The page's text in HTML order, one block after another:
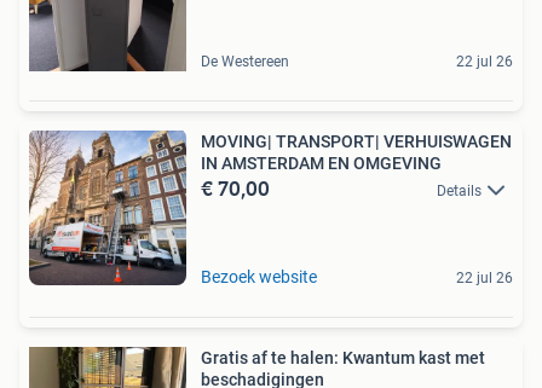
De Westereen 22 jul 26
MOVING| TRANSPORT| VERHUISWAGEN
IN AMSTERDAM EN OMGEVING
€ 70,00 Details
Bezoek website 22 jul 26
Gratis af te halen: Kwantum kast met
beschadigingen